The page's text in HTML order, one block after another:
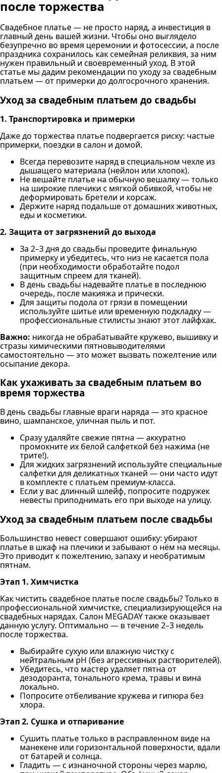
после торжества
Свадебное платье — не просто наряд, а инвестиция в
главный день вашей жизни. Чтобы оно выглядело
безупречно во время церемонии и фотосессии, а после
праздника сохранилось как семейная реликвия, за ним
нужен правильный и своевременный уход. В этой
статье мы дадим рекомендации по уходу за свадебным
платьем — от примерки до долгосрочного хранения.
Уход за свадебным платьем до свадьбы
1. Транспортировка и примерки
Даже до торжества платье подвергается риску: частые
примерки, поездки в салон и домой.
Всегда перевозите наряд в специальном чехле из
дышащего материала (нейлон или хлопок).
Не вешайте платье на обычную вешалку — только
на широкие плечики с мягкой обивкой, чтобы не
деформировать бретели и корсаж.
Держите наряд подальше от домашних животных,
еды и косметики.
2. Защита от загрязнений до выхода
За 2–3 дня до свадьбы проведите финальную
примерку и убедитесь, что низ не касается пола
(при необходимости обработайте подол
защитным спреем для тканей).
В день свадьбы надевайте платье в последнюю
очередь, после макияжа и прически.
Для защиты подола от грязи в помещении
используйте шитье или временную подкладку —
профессиональные стилисты знают этот лайфхак.
Важно: никогда не обрабатывайте кружево, вышивку и
стразы химическими пятновыводителями
самостоятельно — это может вызвать пожелтение или
осыпание декора.
Как ухаживать за свадебным платьем во
время торжества
В день свадьбы главные враги наряда — это красное
вино, шампанское, уличная пыль и пот.
Сразу удаляйте свежие пятна — аккуратно
промокните их белой салфеткой без нажима (не
трите!).
Для жидких загрязнений используйте специальные
салфетки для деликатных тканей — они часто идут
в комплекте с платьем премиум-класса.
Если у вас длинный шлейф, попросите подружек
невесты приподнимать его при выходе на улицу.
Уход за свадебным платьем после свадьбы
Большинство невест совершают ошибку: убирают
платье в шкаф на плечики и забывают о нём на месяцы.
Это приводит к пожелтению, запаху и необратимым
пятнам.
Этап 1. Химчистка
Как чистить свадебное платье после свадьбы? Только в
профессиональной химчистке, специализирующейся на
свадебных нарядах. Салон MEGADAY также оказывает
данную услугу. Оптимально — в течение 2–3 недель
после торжества.
Выбирайте сухую или влажную чистку с
нейтральным pH (без агрессивных растворителей).
Убедитесь, что мастер удаляет пятна от
дезодоранта, тонального крема, травы и вина
локально.
Попросите отбеливание кружева и гипюра без
хлора.
Этап 2. Сушка и отпаривание
Сушить платье только в расправленном виде на
манекене или горизонтальной поверхности, вдали
от батарей и солнца.
Гладить — с изнаночной стороны через марлю,